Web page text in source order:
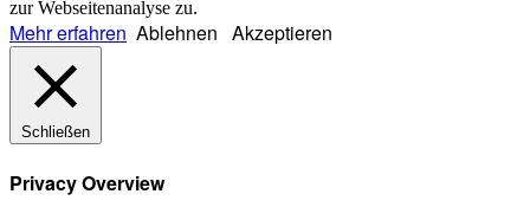
zur Webseitenanalyse zu.
Mehr erfahren Ablehnen Akzeptieren
Schließen
Privacy Overview